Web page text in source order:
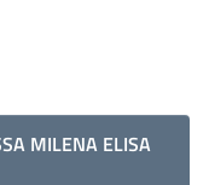
MILENA ELISA